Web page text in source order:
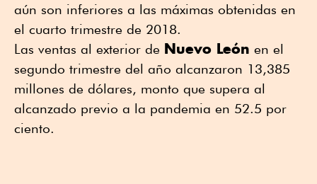
aún son inferiores a las máximas obtenidas en
el cuarto trimestre de 2018.
Las ventas al exterior de Nuevo León en el
segundo trimestre del año alcanzaron 13,385
millones de dólares, monto que supera al
alcanzado previo a la pandemia en 52.5 por
ciento.